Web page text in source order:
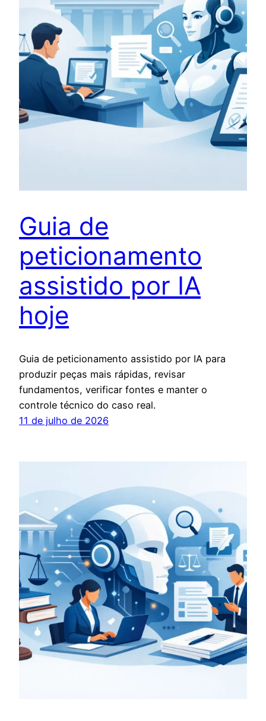
Guia de
peticionamento
assistido por IA
hoje
Guia de peticionamento assistido por IA para
produzir peças mais rápidas, revisar
fundamentos, verificar fontes e manter o
controle técnico do caso real.
11 de julho de 2026